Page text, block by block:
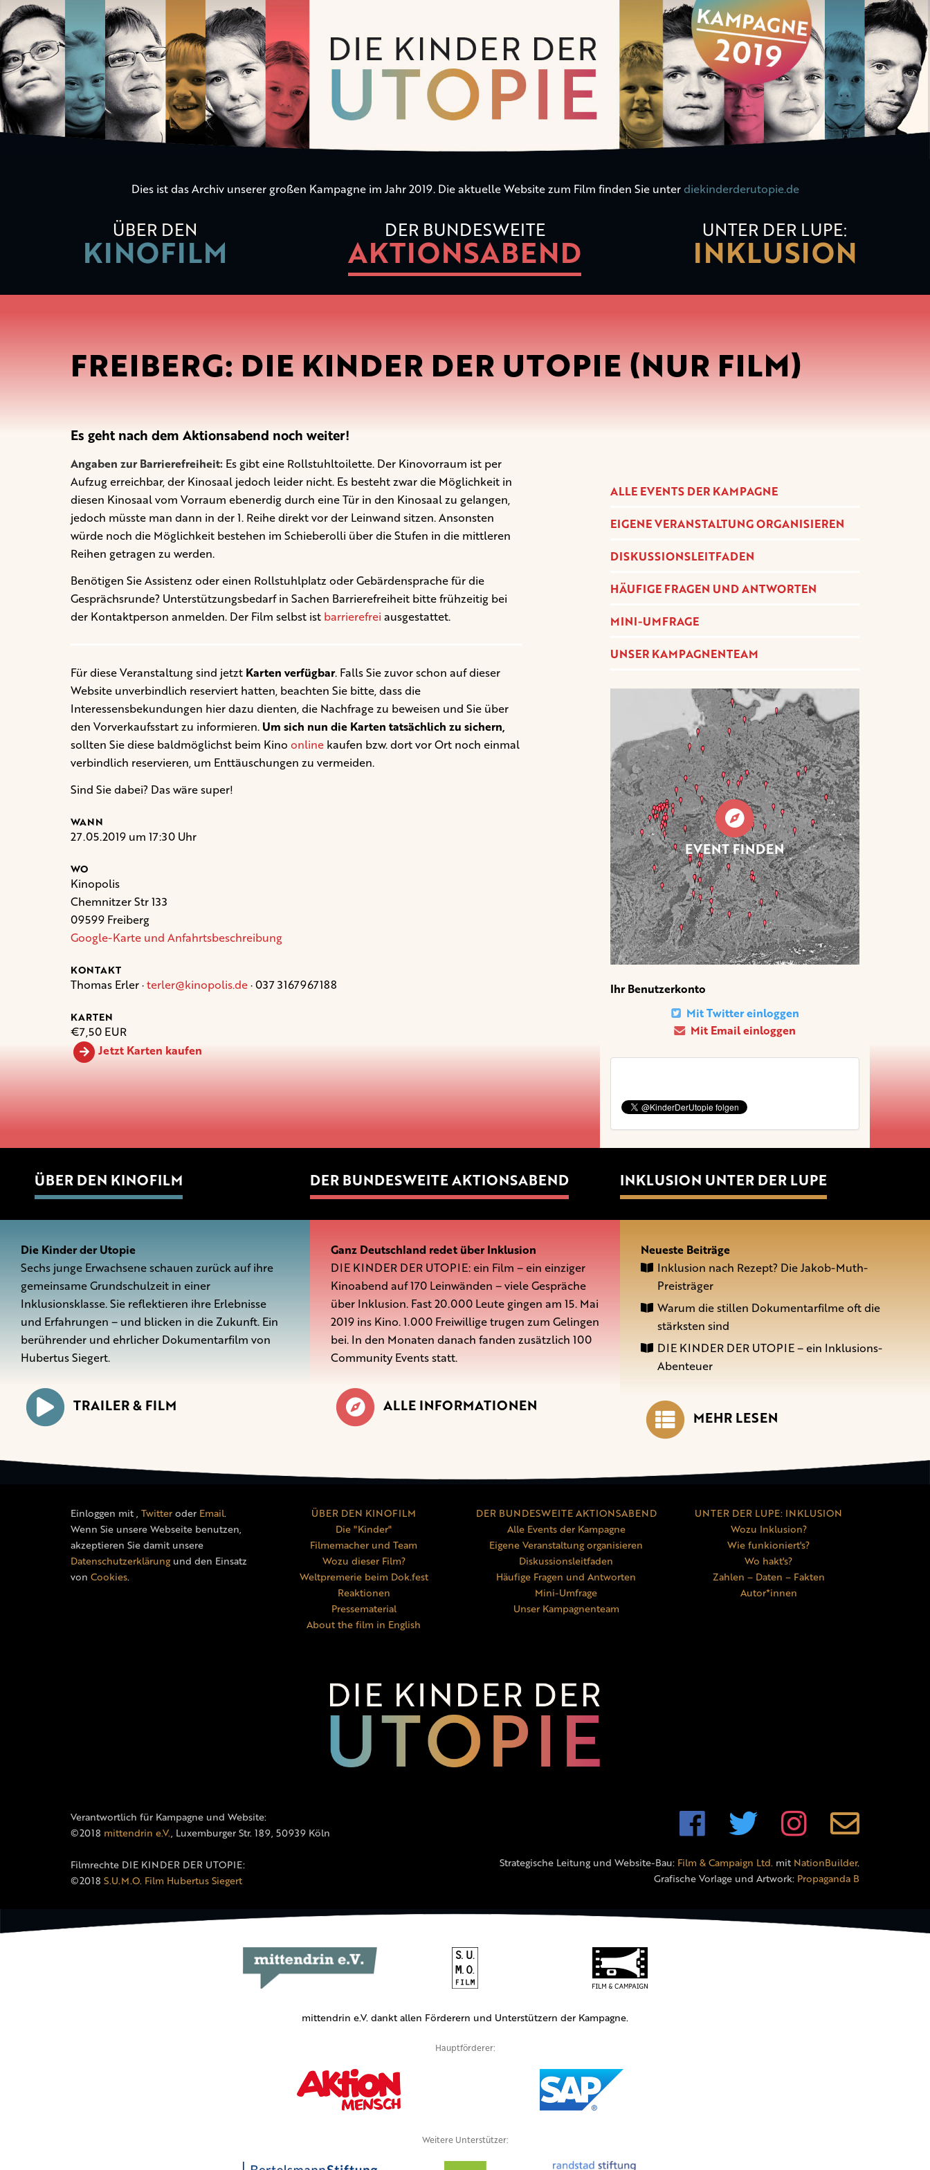
Die
Kinder
der
Utopie
Dies ist das Archiv unserer großen Kampagne im Jahr 2019. Die aktuelle Website zum Film finden Sie unter diekinderderutopie.de
ÜBER DEN
KINOFILM
DER BUNDESWEITE
AKTIONSABEND
UNTER DER LUPE:
INKLUSION
FREIBERG: DIE KINDER DER UTOPIE (NUR FILM)
Es geht nach dem Aktionsabend noch weiter!
Angaben zur Barrierefreiheit: Es gibt eine Rollstuhltoilette. Der Kinovorraum ist per
Aufzug erreichbar, der Kinosaal jedoch leider nicht. Es besteht zwar die Möglichkeit in
diesen Kinosaal vom Vorraum ebenerdig durch eine Tür in den Kinosaal zu gelangen,
jedoch müsste man dann in der 1. Reihe direkt vor der Leinwand sitzen. Ansonsten
würde noch die Möglichkeit bestehen im Schieberolli über die Stufen in die mittleren
Reihen getragen zu werden.
Benötigen Sie Assistenz oder einen Rollstuhlplatz oder Gebärdensprache für die
Gesprächsrunde? Unterstützungsbedarf in Sachen Barrierefreiheit bitte frühzeitig bei
der Kontaktperson anmelden. Der Film selbst ist barrierefrei ausgestattet.
Für diese Veranstaltung sind jetzt Karten verfügbar. Falls Sie zuvor schon auf dieser
Website unverbindlich reserviert hatten, beachten Sie bitte, dass die
Interessensbekundungen hier dazu dienten, die Nachfrage zu beweisen und Sie über
den Vorverkaufsstart zu informieren. Um sich nun die Karten tatsächlich zu sichern,
sollten Sie diese baldmöglichst beim Kino online kaufen bzw. dort vor Ort noch einmal
verbindlich reservieren, um Enttäuschungen zu vermeiden.
Sind Sie dabei? Das wäre super!
WANN
27.05.2019 um 17:30 Uhr
WO
Kinopolis
Chemnitzer Str 133
09599 Freiberg
Google-Karte und Anfahrtsbeschreibung
KONTAKT
Thomas Erler ·terler@kinopolis.de· 037 3167967188
KARTEN
€7,50 EUR
Jetzt Karten kaufen
ALLE EVENTS DER KAMPAGNE
EIGENE VERANSTALTUNG ORGANISIEREN
DISKUSSIONSLEITFADEN
HÄUFIGE FRAGEN UND ANTWORTEN
MINI-UMFRAGE
UNSER KAMPAGNENTEAM
EVENT FINDEN
Ihr Benutzerkonto
Mit Twitter einloggen
Mit Email einloggen
ÜBER DEN KINOFILM
Die Kinder der Utopie
Sechs junge Erwachsene schauen zurück auf ihre
gemeinsame Grundschulzeit in einer
Inklusionsklasse. Sie reflektieren ihre Erlebnisse
und Erfahrungen – und blicken in die Zukunft. Ein
berührender und ehrlicher Dokumentarfilm von
Hubertus Siegert.
TRAILER & FILM
DER BUNDESWEITE AKTIONSABEND
Ganz Deutschland redet über Inklusion
DIE KINDER DER UTOPIE: ein Film – ein einziger
Kinoabend auf 170 Leinwänden – viele Gespräche
über Inklusion. Fast 20.000 Leute gingen am 15. Mai
2019 ins Kino. 1.000 Freiwillige trugen zum Gelingen
bei. In den Monaten danach fanden zusätzlich 100
Community Events statt.
ALLE INFORMATIONEN
INKLUSION UNTER DER LUPE
Neueste Beiträge
Inklusion nach Rezept? Die Jakob-Muth-
Preisträger
Warum die stillen Dokumentarfilme oft die
stärksten sind
DIE KINDER DER UTOPIE – ein Inklusions-
Abenteuer
MEHR LESEN
Einloggen mit, Twitteroder Email.
Wenn Sie unsere Webseite benutzen,
akzeptieren Sie damit unsere
Datenschutzerklärungund den Einsatz
von Cookies.
ÜBER DEN KINOFILM
Die "Kinder"
Filmemacher und Team
Wozu dieser Film?
Weltpremerie beim Dok.fest
Reaktionen
Pressematerial
About the film in English
DER BUNDESWEITE AKTIONSABEND
Alle Events der Kampagne
Eigene Veranstaltung organisieren
Diskussionsleitfaden
Häufige Fragen und Antworten
Mini-Umfrage
Unser Kampagnenteam
UNTER DER LUPE: INKLUSION
Wozu Inklusion?
Wie funkioniert's?
Wo hakt's?
Zahlen – Daten – Fakten
Autor*innen
Verantwortlich für Kampagne und Website:
©2018 mittendrin e.V., Luxemburger Str. 189, 50939 Köln
Filmrechte DIE KINDER DER UTOPIE:
©2018 S.U.M.O. Film Hubertus Siegert
Strategische Leitung und Website-Bau: Film & Campaign Ltd. mit NationBuilder.
Grafische Vorlage und Artwork: Propaganda B
mittendrin e.V. dankt allen Förderern und Unterstützern der Kampagne.
Hauptförderer:
Weitere Unterstützer: